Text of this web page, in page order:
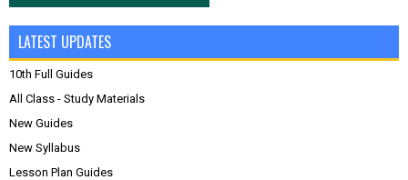
LATEST UPDATES
10th Full Guides
All Class - Study Materials
New Guides
New Syllabus
Lesson Plan Guides